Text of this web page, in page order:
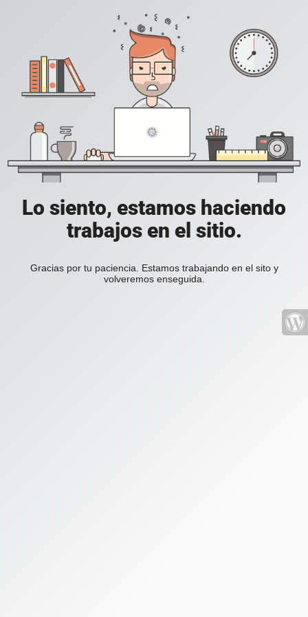
Lo siento, estamos haciendo
trabajos en el sitio.
Gracias por tu paciencia. Estamos trabajando en el sito y
volveremos enseguida.